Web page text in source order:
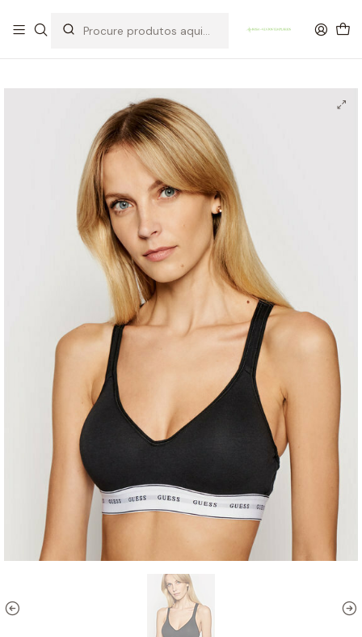
OFERTA DE PORTES DE ENVIO em compras para Portugal superiores a
80€ de artigos sem promoção